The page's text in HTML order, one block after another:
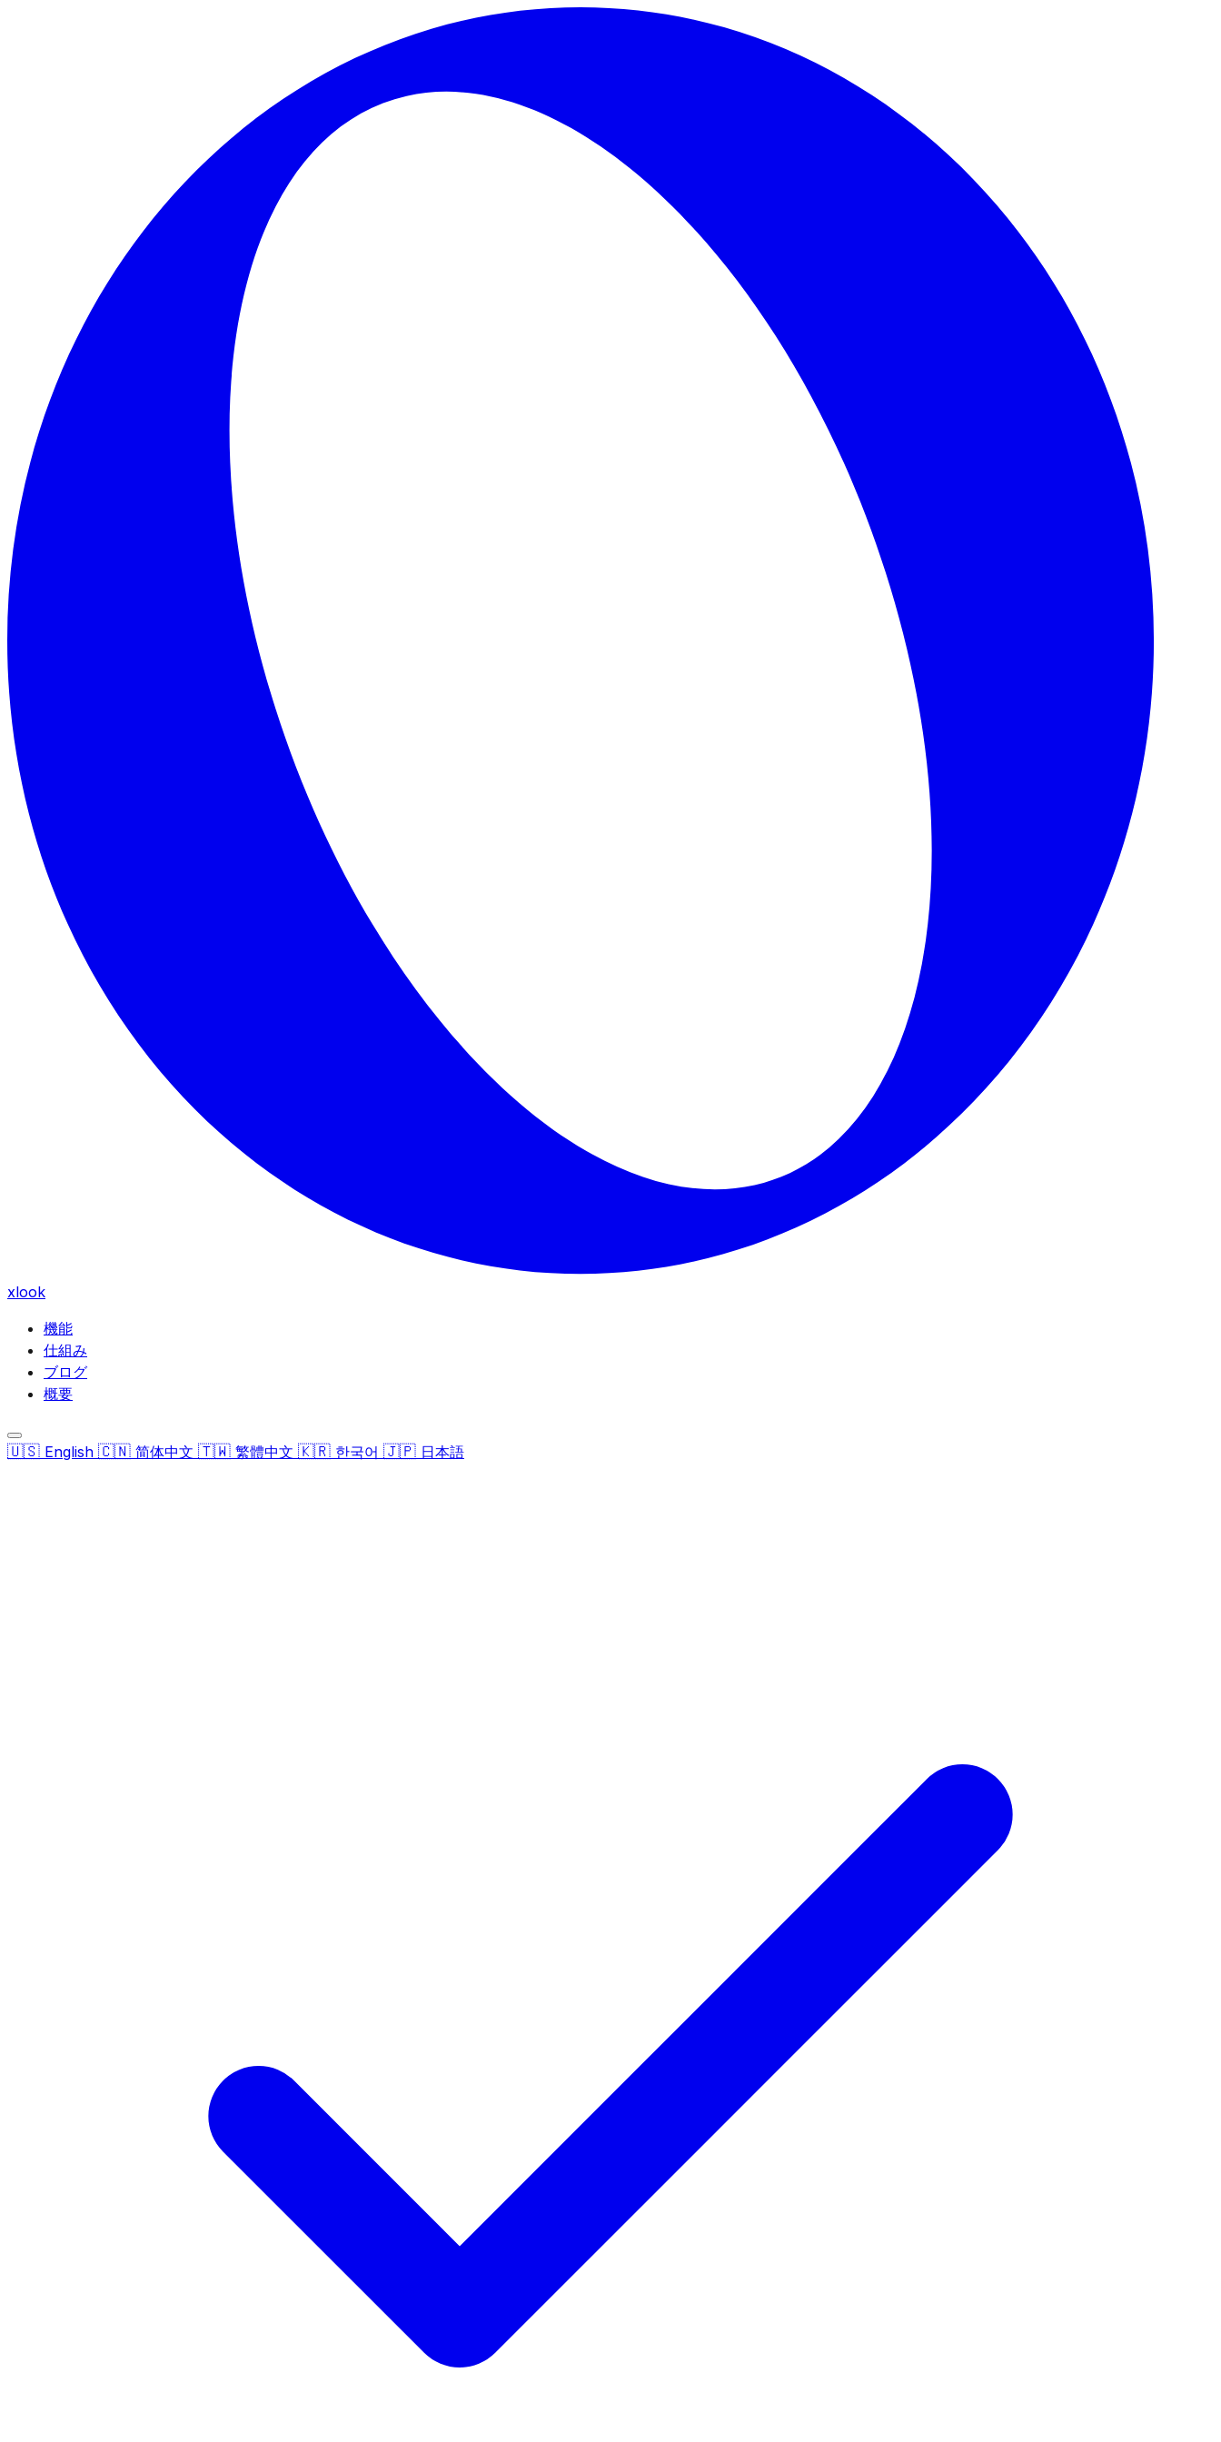
xlook
機能
仕組み
ブログ
概要
🇺🇸 English 🇨🇳 简体中文 🇹🇼 繁體中文 🇰🇷 한국어 🇯🇵 日本語